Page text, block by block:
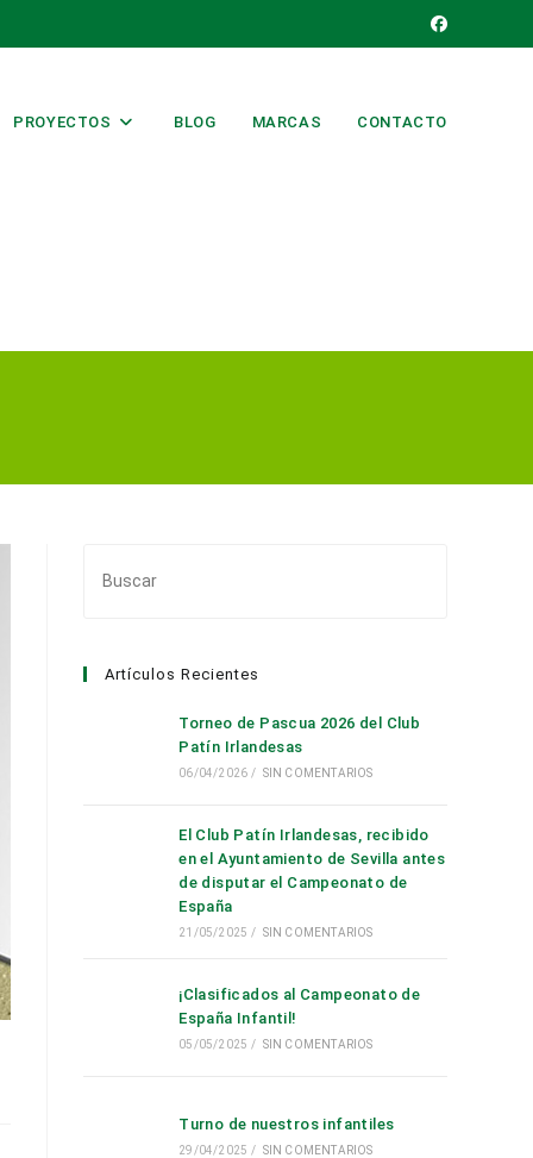
PROYECTOS BLOG MARCAS CONTACTO
Artículos Recientes
Torneo de Pascua 2026 del Club
Patín Irlandesas
06/04/2026 / SIN COMENTARIOS
El Club Patín Irlandesas, recibido
en el Ayuntamiento de Sevilla antes
de disputar el Campeonato de
España
21/05/2025 / SIN COMENTARIOS
¡Clasificados al Campeonato de
España Infantil!
05/05/2025 / SIN COMENTARIOS
Turno de nuestros infantiles
29/04/2025 / SIN COMENTARIOS